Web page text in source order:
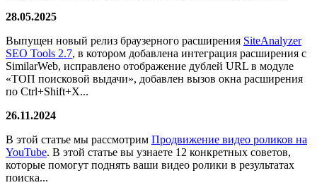
28.05.2025
Выпущен новый релиз браузерного расширения SiteAnalyzer
SEO Tools 2.7, в котором добавлена интеграция расширения с
SimilarWeb, исправлено отображение дублей URL в модуле
«ТОП поисковой выдачи», добавлен вызов окна расширения
по Ctrl+Shift+X...
26.11.2024
В этой статье мы рассмотрим Продвижение видео роликов на
YouTube. В этой статье вы узнаете 12 конкретных советов,
которые помогут поднять ваши видео ролики в результатах
поиска...